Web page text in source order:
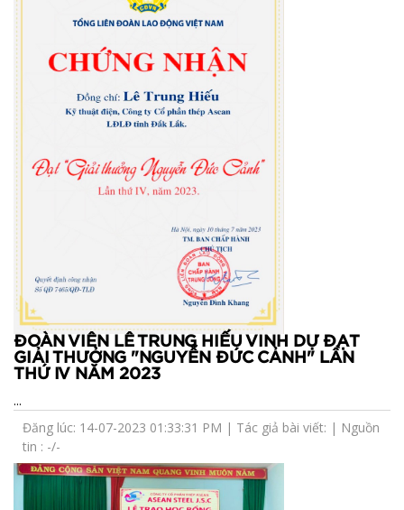
ĐOÀN VIÊN LÊ TRUNG HIẾU VINH DỰ ĐẠT
GIẢI THƯỞNG "NGUYỄN ĐỨC CẢNH" LẦN
THỨ IV NĂM 2023
...
Đăng lúc: 14-07-2023 01:33:31 PM | Tác giả bài viết: | Nguồn
tin : -/-